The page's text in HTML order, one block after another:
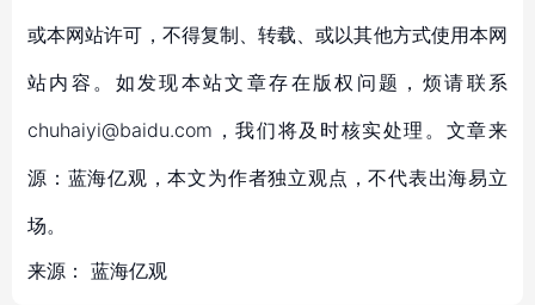
或本网站许可，不得复制、转载、或以其他方式使用本网
站内容。如发现本站文章存在版权问题，烦请联系
chuhaiyi@baidu.com，我们将及时核实处理。文章来
源：蓝海亿观，本文为作者独立观点，不代表出海易立
场。
来源： 蓝海亿观